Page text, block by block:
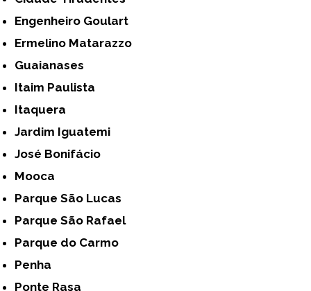
Engenheiro Goulart
Ermelino Matarazzo
Guaianases
Itaim Paulista
Itaquera
Jardim Iguatemi
José Bonifácio
Mooca
Parque São Lucas
Parque São Rafael
Parque do Carmo
Penha
Ponte Rasa